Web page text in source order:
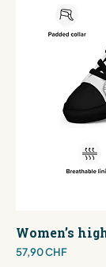
Women’s
Preis
57,90 CHF